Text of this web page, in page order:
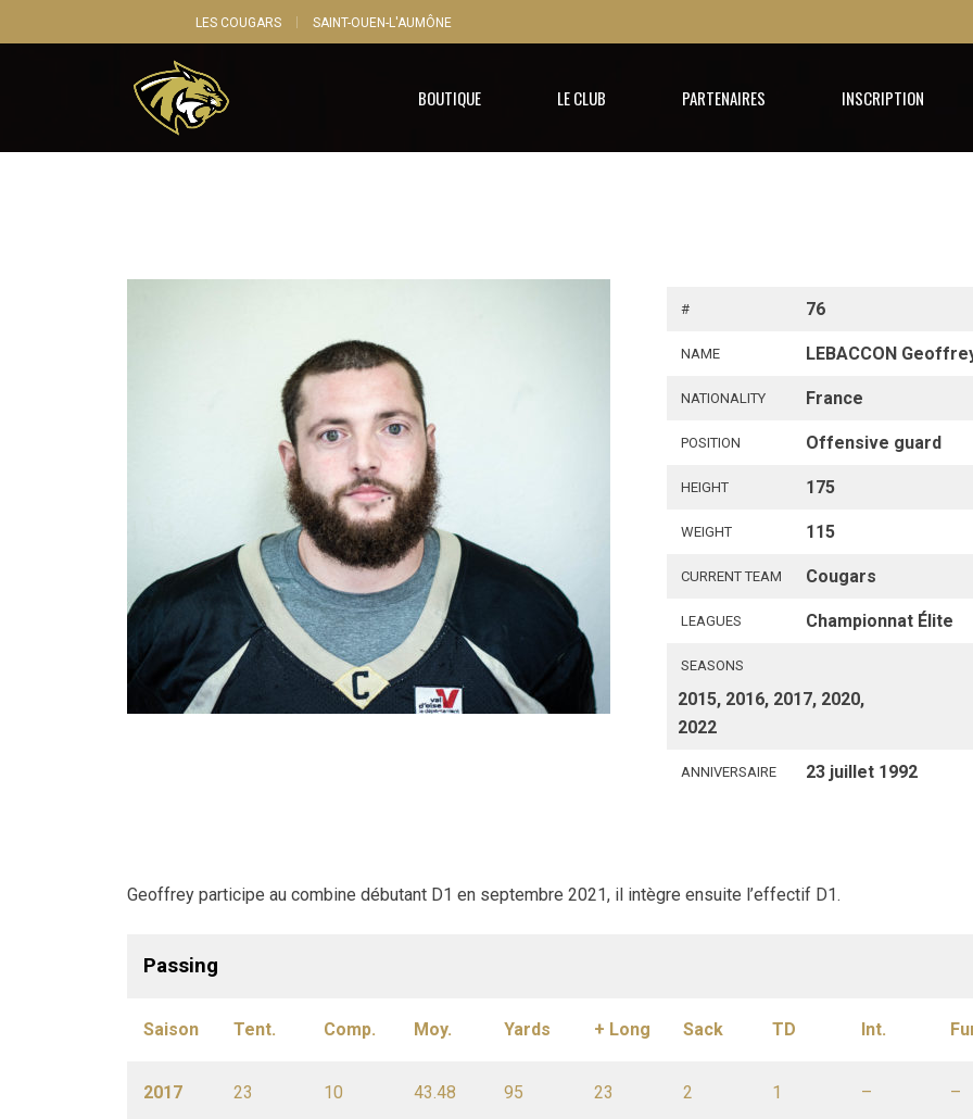
LES COUGARS SAINT-OUEN-L'AUMÔNE
BOUTIQUE LE CLUB PARTENAIRES INSCRIPTION
# 76
NAME LEBACCON
NATIONALITY France
POSITION Offensive guard
HEIGHT 175
WEIGHT 115
CURRENT TEAM Cougars
LEAGUES Championnat Élite
SEASONS
2015, 2016, 2017, 2020,
2022
ANNIVERSAIRE 23 juillet 1992
Geoffrey participe au combine débutant D1 en septembre 2021, il intègre ensuite l’effectif D1.
Passing
Saison Tent. Comp. Moy. Yards + Long Sack TD Int.
2017 23 10 43.48 95 23 2 1 – –